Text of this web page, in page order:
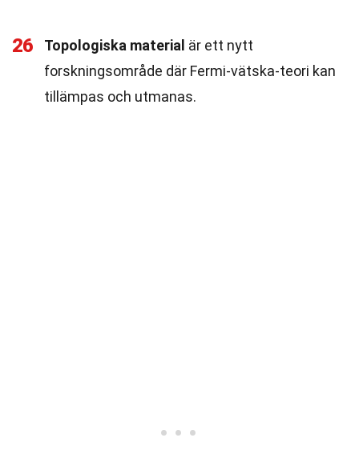
26 Topologiska material är ett nytt
forskningsområde där Fermi-vätska-teori kan
tillämpas och utmanas.